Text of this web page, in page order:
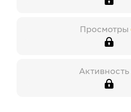
Просмотры
Активность